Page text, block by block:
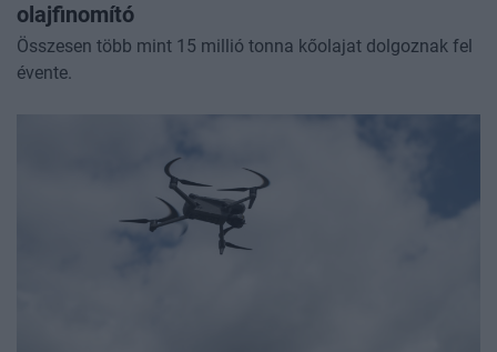
olajfinomító
Összesen több mint 15 millió tonna kőolajat dolgoznak fel
évente.